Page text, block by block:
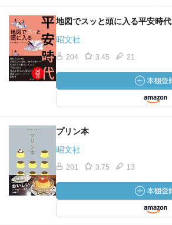
地図でスッと頭に入る平安時代
昭文社
204 3.45 21
プリン本
昭文社
201 3.75 13